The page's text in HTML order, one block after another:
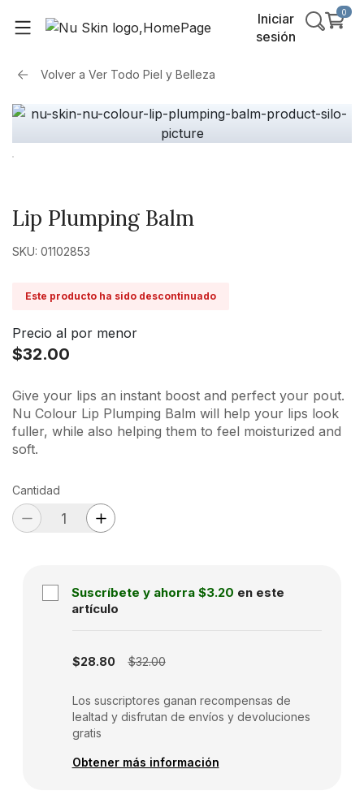
Iniciar
sesión
0
Volver a Ver Todo Piel y Belleza
Lip Plumping Balm
SKU: 01102853
Este producto ha sido descontinuado
Precio al por menor
$32.00
Give your lips an instant boost and perfect your pout.
Nu Colour Lip Plumping Balm will help your lips look
fuller, while also helping them to feel moisturized and
soft.
Cantidad
Suscríbete y ahorra $3.20 en este
artículo
$28.80 $32.00
Los suscriptores ganan recompensas de
lealtad y disfrutan de envíos y devoluciones
gratis
Obtener más información